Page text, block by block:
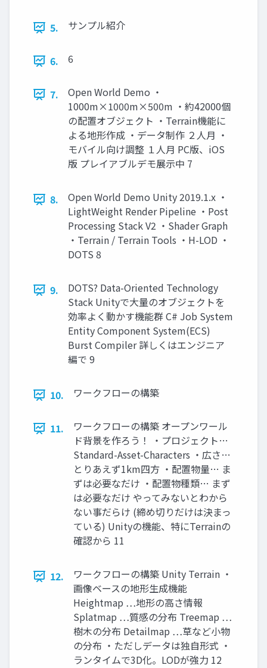
5. サンプル紹介
6. 6
7.
Open World Demo ・
1000m×1000m×500m ・約42000個
の配置オブジェクト ・Terrain機能に
よる地形作成 ・データ制作 ２人月 ・
モバイル向け調整 １人月 PC版、iOS
版 プレイアブルデモ展示中 7
8.
Open World Demo Unity 2019.1.x ・
LightWeight Render Pipeline ・Post
Processing Stack V2 ・Shader Graph
・Terrain / Terrain Tools ・H-LOD ・
DOTS 8
9.
DOTS? Data-Oriented Technology
Stack Unityで大量のオブジェクトを
効率よく動かす機能群 C# Job System
Entity Component System(ECS)
Burst Compiler 詳しくはエンジニア
編で 9
10. ワークフローの構築
11.
ワークフローの構築 オープンワール
ド背景を作ろう！ ・プロジェクト…
Standard-Asset-Characters ・広さ…
とりあえず1km四方 ・配置物量… ま
ずは必要なだけ ・配置物種類… まず
は必要なだけ やってみないとわから
ない事だらけ (締め切りだけは決まっ
ている) Unityの機能、特にTerrainの
確認から 11
12.
ワークフローの構築 Unity Terrain ・
画像ベースの地形生成機能
Heightmap …地形の高さ情報
Splatmap …質感の分布 Treemap …
樹木の分布 Detailmap …草など小物
の分布 ・ただしデータは独自形式 ・
ランタイムで3D化。LODが強力 12